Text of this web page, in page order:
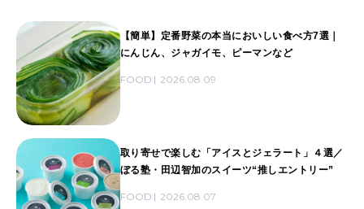
【簡単】定番野菜の本当においしい食べ方7選｜
にんじん、ジャガイモ、ピーマンなど
FOOD 2026.08.09
取り寄せで楽しむ「アイスとジェラート」４選／
ぼる塾・田辺智加のスイーツ“推しエントリー”
FOOD 2026.08.07